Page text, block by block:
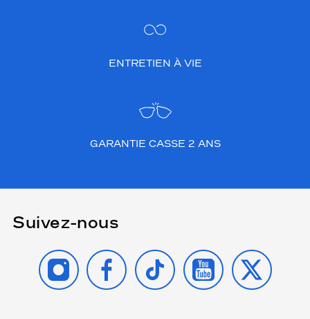
ENTRETIEN À VIE
GARANTIE CASSE 2 ANS
Suivez-nous
INSTAGRAMFACEBOOK
TIKTOK YOUTUBE
X